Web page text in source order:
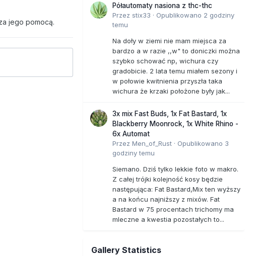
jego pomocą.
Półautomaty nasiona z thc-thc
Przez stix33 · Opublikowano 2 godziny
temu
Na doły w ziemi nie mam miejsca za
bardzo a w razie ,,w" to doniczki można
szybko schować np, wichura czy
gradobicie. 2 lata temu miałem sezony i
w połowie kwitnienia przyszła taka
wichura że krzaki położone były jak...
3x mix Fast Buds, 1x Fat Bastard, 1x
Blackberry Moonrock, 1x White Rhino -
6x Automat
Przez Men_of_Rust · Opublikowano 3
godziny temu
Siemano. Dziś tylko lekkie foto w makro.
Z całej trójki kolejność kosy będzie
następująca: Fat Bastard,Mix ten wyższy
a na końcu najniższy z mixów. Fat
Bastard w 75 procentach trichomy ma
mleczne a kwestia pozostałych to...
Gallery Statistics